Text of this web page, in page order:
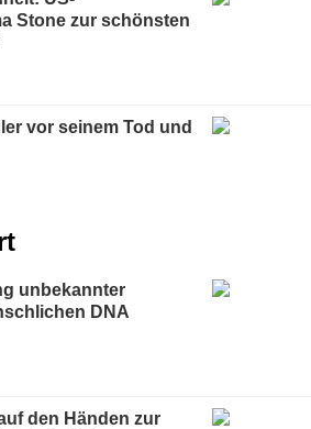
Stone zur schönsten
vor seinem Tod und
unbekannter
DNA
den Händen zur